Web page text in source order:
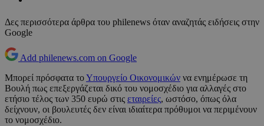
Δες περισσότερα άρθρα του philenews όταν αναζητάς ειδήσεις στην
Google
Add philenews.com on Google
Μπορεί πρόσφατα τοΥπουργείο Οικονομικών να ενημέρωσε τη
Βουλή πως επεξεργάζεται δικό του νομοσχέδιο για αλλαγές στο
ετήσιο τέλος των 350 ευρώ στις εταιρείες, ωστόσο, όπως όλα
δείχνουν, οι βουλευτές δεν είναι ιδιαίτερα πρόθυμοι να περιμένουν
το νομοσχέδιο.